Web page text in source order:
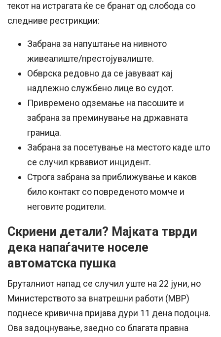
текот на истрагата ќе се бранат од слобода со
следниве рестрикции:
Забрана за напуштање на нивното
живеалиште/престојувалиште.
Обврска редовно да се јавуваат кај
надлежно службено лице во судот.
Привремено одземање на пасошите и
забрана за преминување на државната
граница.
Забрана за посетување на местото каде што
се случил крвавиот инцидент.
Строга забрана за приближување и каков
било контакт со повреденото момче и
неговите родители.
Скриени детали? Мајката тврди
дека напаѓачите носеле
автоматска пушка
Бруталниот напад се случил уште на 22 јуни, но
Министерството за внатрешни работи (МВР)
поднесе кривична пријава дури 11 дена подоцна.
Ова задоцнување, заедно со благата правна